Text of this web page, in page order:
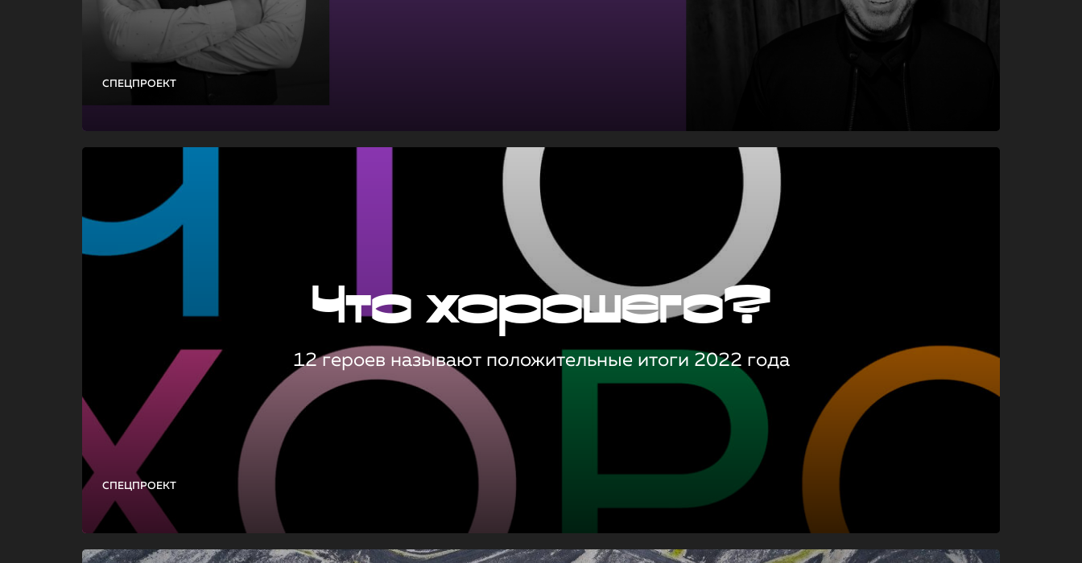
СПЕЦПРОЕКТ
СПЕЦПРОЕКТ
Что хорошего?
12 героев называют положительные итоги 2022 года